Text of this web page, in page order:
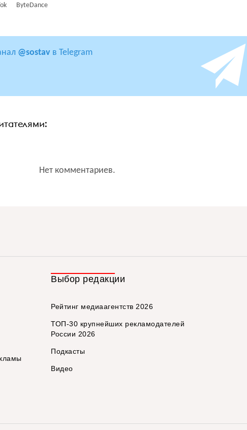
ByteDance
@sostav в Telegram
Нет комментариев.
Выбор редакции
Рейтинг медиаагентств 2026
ТОП-30 крупнейших рекламодателей
России 2026
Подкасты
Видео